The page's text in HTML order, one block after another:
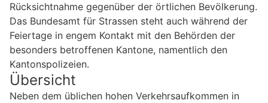
Rücksichtnahme gegenüber der örtlichen Bevölkerung.
Das Bundesamt für Strassen steht auch während der
Feiertage in engem Kontakt mit den Behörden der
besonders betroffenen Kantone, namentlich den
Kantonspolizeien.
Übersicht
Neben dem üblichen hohen Verkehrsaufkommen in